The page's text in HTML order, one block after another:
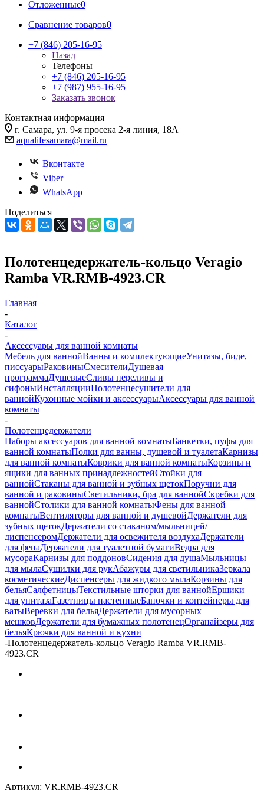
Отложенные0
Сравнение товаров0
+7 (846) 205-16-95
Назад
Телефоны
+7 (846) 205-16-95
+7 (987) 955-16-95
Заказать звонок
Контактная информация
г. Самара, ул. 9-я просека 2-я линия, 18А
aqualifesamara@mail.ru
Вконтакте
Viber
WhatsApp
Поделиться
Полотенцедержатель-кольцо Veragio
Ramba VR.RMB-4923.CR
Главная
-
Каталог
-
Аксессуары для ванной комнаты
Мебель для ваннойВанны и комплектующиеУнитазы, биде,
писсуарыРаковиныСмесителиДушевая
программаДушевыеСливы переливы и
сифоныИнсталляцииПолотенцесушители для
ваннойКухонные мойки и аксессуарыАксессуары для ванной
комнаты
-
Полотенцедержатели
Наборы аксессуаров для ванной комнатыБанкетки, пуфы для
ванной комнатыПолки для ванны, душевой и туалетаКарнизы
для ванной комнатыКоврики для ванной комнатыКорзины и
ящики для ванных принадлежностейСтойки для
ваннойСтаканы для ванной и зубных щетокПоручни для
ванной и раковиныСветильники, бра для ваннойСкребки для
ваннойСтолики для ванной комнатыФены для ванной
комнатыВентиляторы для ванной и душевойДержатели для
зубных щетокДержатели со стаканом/мыльницей/
диспенсеромДержатели для освежителя воздухаДержатели
для фенаДержатели для туалетной бумагиВедра для
мусораКарнизы для поддоновСидения для душаМыльницы
для мылаСушилки для рукАбажуры для светильникаЗеркала
косметическиеДиспенсеры для жидкого мылаКорзины для
бельяСалфетницыТекстильные шторки для ваннойЕршики
для унитазаГазетницы настенныеБаночки и контейнеры для
ватыВеревки для бельяДержатели для мусорных
мешковДержатели для бумажных полотенецОрганайзеры для
бельяКрючки для ванной и кухни
-Полотенцедержатель-кольцо Veragio Ramba VR.RMB-
4923.CR
Артикул: VR.RMB-4923.CR